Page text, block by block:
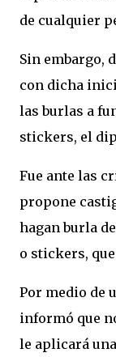
de cualquier
Sin embargo,
con dicha
las burlas a
stickers, el
Fue ante las
propone
hagan burla
o stickers,
Por medio de
informó que
le aplicará